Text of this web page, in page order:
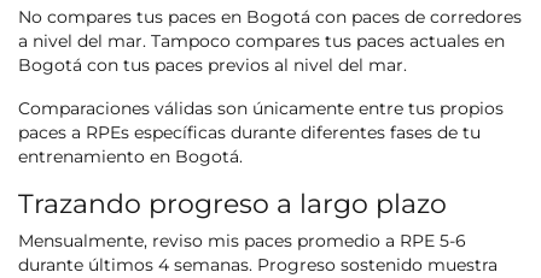
No compares tus paces en Bogotá con paces de corredores
a nivel del mar. Tampoco compares tus paces actuales en
Bogotá con tus paces previos al nivel del mar.
Comparaciones válidas son únicamente entre tus propios
paces a RPEs específicas durante diferentes fases de tu
entrenamiento en Bogotá.
Trazando progreso a largo plazo
Mensualmente, reviso mis paces promedio a RPE 5-6
durante últimos 4 semanas. Progreso sostenido muestra